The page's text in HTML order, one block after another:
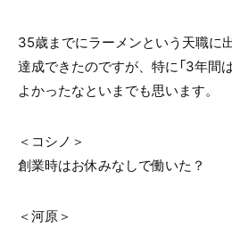
35歳までにラーメンという天職に
達成できたのですが、特に「3年間
よかったなといまでも思います。
＜コシノ＞
創業時はお休みなしで働いた？
＜河原＞